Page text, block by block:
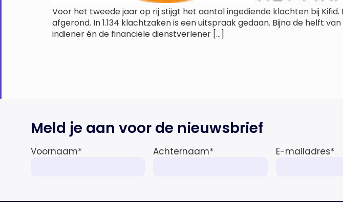
Voor het tweede jaar op rij stijgt het aantal ingediende klachten bij
afgerond. In 1.134 klachtzaken is een uitspraak gedaan. Bijna de helft
indiener én de financiële dienstverlener […]
Meld je aan voor de nieuwsbrief
Voornaam* Achternaam* E-mailadres*